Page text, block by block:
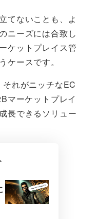
てないことも、よ
ニーズには合致し
ケットプレイス管
ケースです。
れがニッチなEC
マーケットプレイ
長できるソリュー